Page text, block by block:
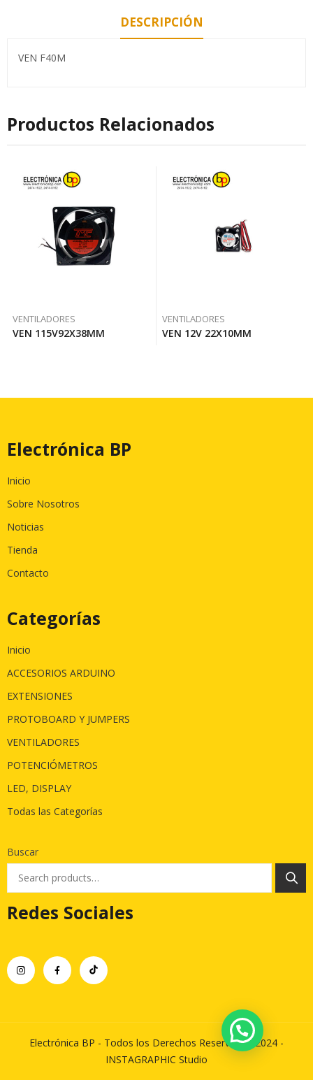
DESCRIPCIÓN
VEN F40M
Productos Relacionados
VENTILADORES
VEN 115V92X38MM
VENTILADORES
VEN 12V 22X10MM
Electrónica BP
Inicio
Sobre Nosotros
Noticias
Tienda
Contacto
Categorías
Inicio
ACCESORIOS ARDUINO
EXTENSIONES
PROTOBOARD Y JUMPERS
VENTILADORES
POTENCIÓMETROS
LED, DISPLAY
Todas las Categorías
Buscar
Redes Sociales
Electrónica BP - Todos los Derechos Reservados 2024 -
INSTAGRAPHIC Studio